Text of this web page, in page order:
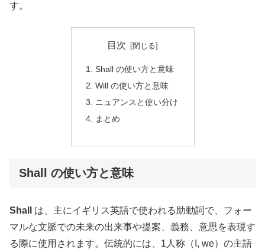
す。
目次
Shall の使い方と意味
Will の使い方と意味
ニュアンスと使い分け
まとめ
Shall の使い方と意味
Shall
は、主にイギリス英語で使われる助動詞で、フォー
マルな文脈での未来の出来事や提案、義務、意思を表現す
る際に使用されます。伝統的には、1人称（I, we）の主語